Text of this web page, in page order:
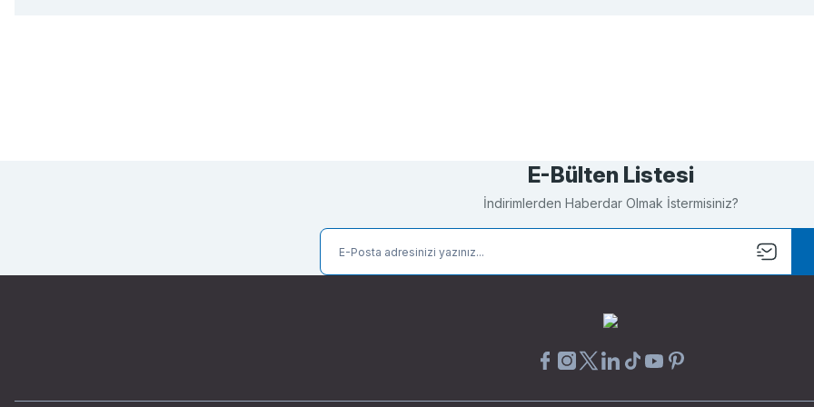
E-Bülten Listesi
İndirimlerden Haberdar Olmak İstermisiniz?